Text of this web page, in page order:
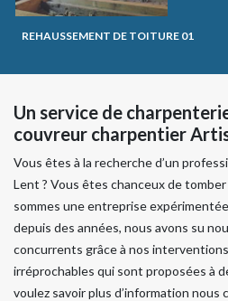
REHAUSSEMENT DE TOITURE 01
Un service de
couvreur charpentier
Vous êtes à la recherche d’un
Lent ? Vous êtes chanceux de
sommes une entreprise
depuis des années, nous avons su
concurrents grâce à nos
irréprochables qui sont proposées à
voulez savoir plus d’information